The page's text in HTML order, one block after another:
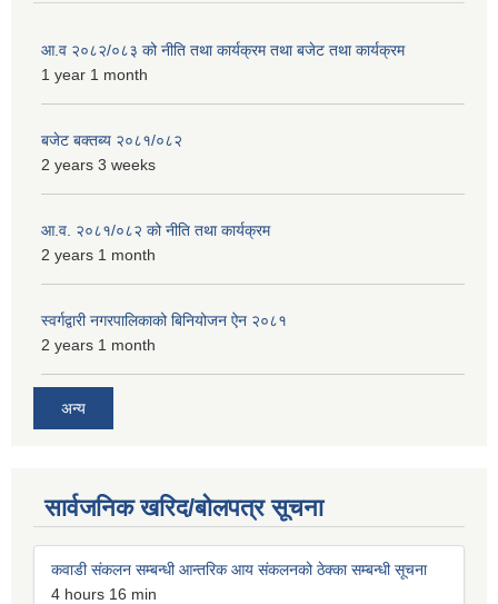
आ.व २०८२/०८३ को नीति तथा कार्यक्रम तथा बजेट तथा कार्यक्रम
1 year 1 month
बजेट बक्तब्य २०८१/०८२
2 years 3 weeks
आ.व. २०८१/०८२ को नीति तथा कार्यक्रम
2 years 1 month
स्वर्गद्वारी नगरपालिकाको बिनियोजन ऐन २०८१
2 years 1 month
अन्य
सार्वजनिक खरिद/बोलपत्र सूचना
कवाडी संकलन सम्बन्धी आन्तरिक आय संकलनको ठेक्का सम्बन्धी सूचना
4 hours 16 min